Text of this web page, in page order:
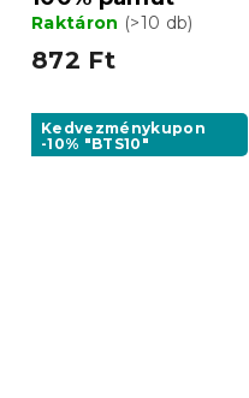
Raktáron (>10 db)
872 Ft
Kedvezménykupon
-10% "BTS10"